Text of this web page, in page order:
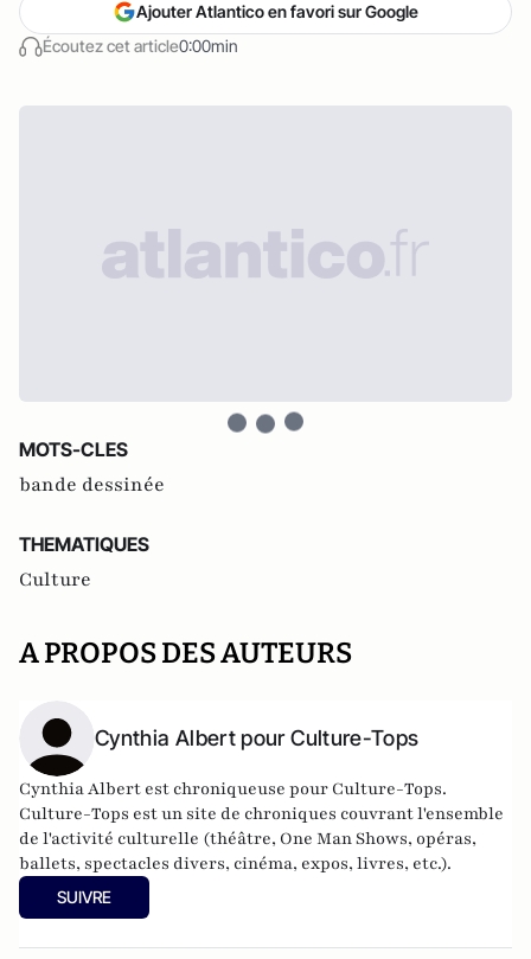
Écoutez cet article0:00min
Ajouter Atlantico en favori sur Google
MOTS-CLES
bande dessinée
THEMATIQUES
Culture
A PROPOS DES AUTEURS
Cynthia Albert pour Culture-Tops
Cynthia Albert est chroniqueuse pour Culture-Tops.
Culture-Tops est un site de chroniques couvrant l'ensemble
de l'activité culturelle (théâtre, One Man Shows, opéras,
ballets, spectacles divers, cinéma, expos, livres, etc.).
SUIVRE